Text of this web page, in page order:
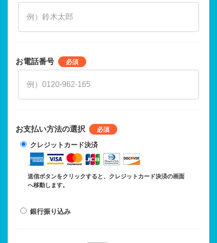
お電話番号
お支払い方法の選択
クレジットカード決済
送信ボタンをクリックすると、クレジットカード決済の画面
へ移動します。
銀行振り込み